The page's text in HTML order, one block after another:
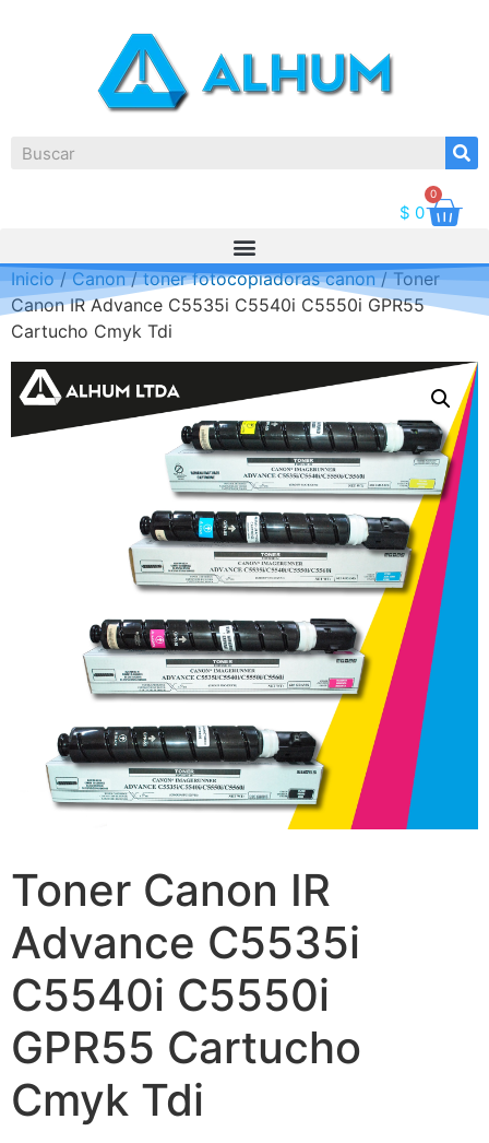
$ 0
0
Inicio/Canon/toner fotocopiadoras canon/ Toner
Canon IR Advance C5535i C5540i C5550i GPR55
Cartucho Cmyk Tdi
Toner Canon IR
Advance C5535i
C5540i C5550i
GPR55 Cartucho
Cmyk Tdi